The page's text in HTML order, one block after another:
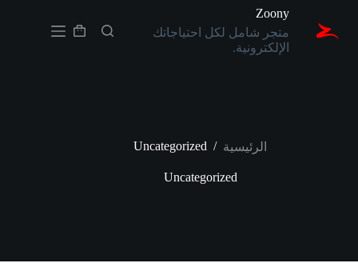
المحتوى
Zoony
متجر شامل لكل احتياجاتك
الإلكترونية.
عربة
الرئيسية /
Uncategorized
Uncategorized